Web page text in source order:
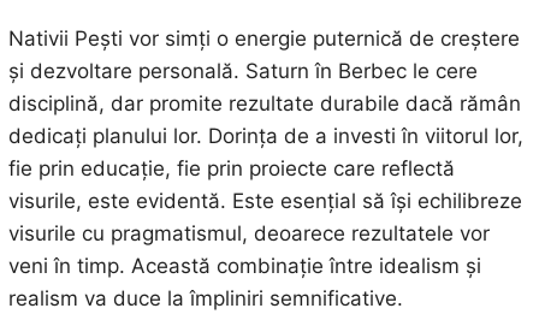
Nativii Pești vor simți o energie puternică de creștere
și dezvoltare personală. Saturn în Berbec le cere
disciplină, dar promite rezultate durabile dacă rămân
dedicați planului lor. Dorința de a investi în viitorul lor,
fie prin educație, fie prin proiecte care reflectă
visurile, este evidentă. Este esențial să își echilibreze
visurile cu pragmatismul, deoarece rezultatele vor
veni în timp. Această combinație între idealism și
realism va duce la împliniri semnificative.